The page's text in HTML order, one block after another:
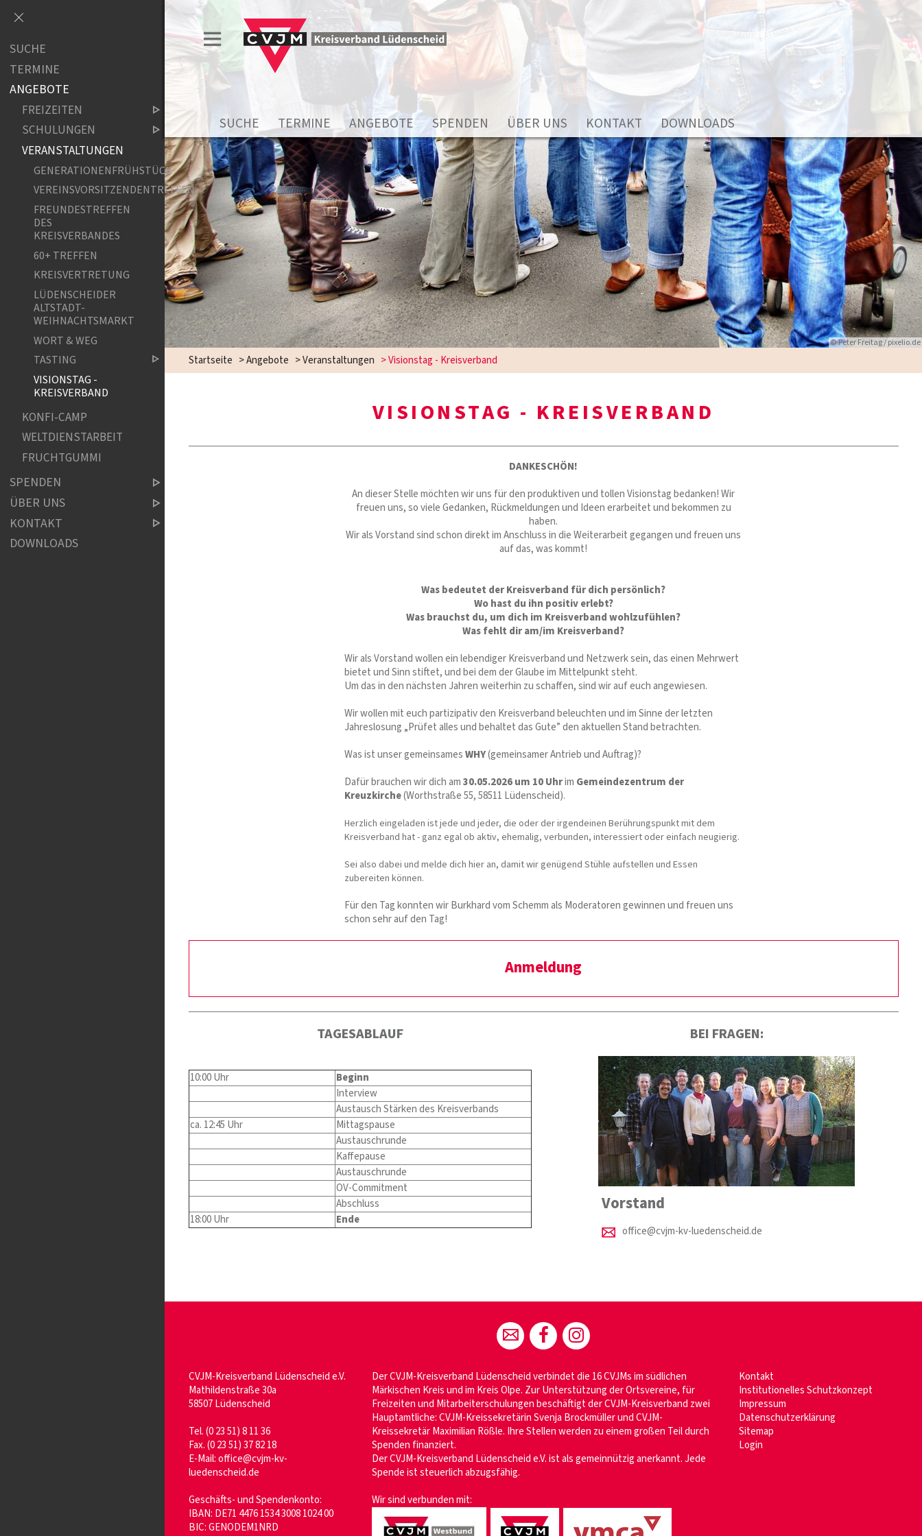
SUCHE TERMINE ANGEBOTE SPENDEN ÜBER UNS KONTAKT DOWNLOADS
© Peter Freitag / pixelio.de
Startseite >Angebote >Veranstaltungen >Visionstag - Kreisverband
VISIONSTAG - KREISVERBAND
DANKESCHÖN!
An dieser Stelle möchten wir uns für den produktiven und tollen Visionstag bedanken! Wir
freuen uns, so viele Gedanken, Rückmeldungen und Ideen erarbeitet und bekommen zu
haben.
Wir als Vorstand sind schon direkt im Anschluss in die Weiterarbeit gegangen und freuen uns
auf das, was kommt!
Was bedeutet der Kreisverband für dich persönlich?
Wo hast du ihn positiv erlebt?
Was brauchst du, um dich im Kreisverband wohlzufühlen?
Was fehlt dir am/im Kreisverband?
Wir als Vorstand wollen ein lebendiger Kreisverband und Netzwerk sein, das einen Mehrwert
bietet und Sinn stiftet, und bei dem der Glaube im Mittelpunkt steht.
Um das in den nächsten Jahren weiterhin zu schaffen, sind wir auf euch angewiesen.
Wir wollen mit euch partizipativ den Kreisverband beleuchten und im Sinne der letzten
Jahreslosung „Prüfet alles und behaltet das Gute” den aktuellen Stand betrachten.
Was ist unser gemeinsamesWHY(gemeinsamer Antrieb und Auftrag)?
Dafür brauchen wir dich am30.05.2026 um 10 Uhrim Gemeindezentrum der
Kreuzkirche(Worthstraße 55, 58511 Lüdenscheid).
Herzlich eingeladen ist jede und jeder, die oder der irgendeinen Berührungspunkt mit dem
Kreisverband hat - ganz egal ob aktiv, ehemalig, verbunden, interessiert oder einfach neugierig.
Sei also dabei und melde dich hier an, damit wir genügend Stühle aufstellen und Essen
zubereiten können.
Für den Tag konnten wir Burkhard vom Schemm als Moderatoren gewinnen und freuen uns
schon sehr auf den Tag!
Anmeldung
TAGESABLAUF
10:00 Uhr
Beginn
Interview
Austausch Stärken des Kreisverbands
ca. 12:45 Uhr
Mittagspause
Austauschrunde
Kaffepause
Austauschrunde
OV-Commitment
Abschluss
18:00 Uhr
Ende
BEI FRAGEN:
Vorstand
office@cvjm-kv-luedenscheid.de
CVJM-Kreisverband Lüdenscheid e.V.
Mathildenstraße 30a
58507 Lüdenscheid
Tel. (0 23 51) 8 11 36
Fax. (0 23 51) 37 82 18
E-Mail: office@cvjm-kv-
luedenscheid.de
Geschäfts- und Spendenkonto:
IBAN: DE71 4476 1534 3008 1024 00
BIC: GENODEM1NRD
Der CVJM-Kreisverband Lüdenscheid verbindet die 16 CVJMs im südlichen
Märkischen Kreis und im Kreis Olpe. Zur Unterstützung der Ortsvereine, für
Freizeiten und Mitarbeiterschulungen beschäftigt der CVJM-Kreisverband zwei
Hauptamtliche: CVJM-Kreissekretärin Svenja Brockmüller und CVJM-
Kreissekretär Maximilian Rößle. Ihre Stellen werden zu einem großen Teil durch
Spenden finanziert.
Der CVJM-Kreisverband Lüdenscheid e.V. ist als gemeinnützig anerkannt. Jede
Spende ist steuerlich abzugsfähig.
Wir sind verbunden mit:
Kontakt
Institutionelles Schutzkonzept
Impressum
Datenschutzerklärung
Sitemap
Login
SUCHE
TERMINE
ANGEBOTE
FREIZEITEN
SCHULUNGEN
VERANSTALTUNGEN
GENERATIONENFRÜHSTÜCK
VEREINSVORSITZENDENTREFFEN
FREUNDESTREFFEN
DES
KREISVERBANDES
60+ TREFFEN
KREISVERTRETUNG
LÜDENSCHEIDER
ALTSTADT-
WEIHNACHTSMARKT
WORT & WEG
TASTING
VISIONSTAG -
KREISVERBAND
KONFI-CAMP
WELTDIENSTARBEIT
FRUCHTGUMMI
SPENDEN
ÜBER UNS
KONTAKT
DOWNLOADS